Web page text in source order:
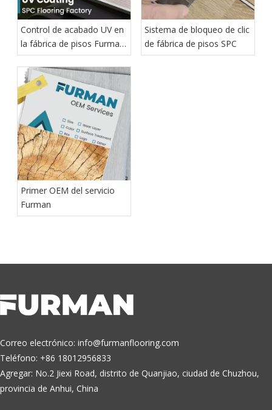
Control de acabado UV en
la fábrica de pisos Furman
SPC
Sistema de bloqueo de clic
de fábrica de pisos SPC
Primer OEM del servicio
Furman
Correo electrónico: info@furmanflooring.com
Teléfono: +86 18012956833
Agregar: No.2 Jiexi Road, distrito de Quanjiao, ciudad de Chuzhou,
provincia de Anhui, China